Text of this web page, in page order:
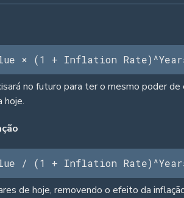
× (1 + Inflation
no futuro para ter o mesmo
hoje.
/ (1 + Inflation
de hoje, removendo o efeito da